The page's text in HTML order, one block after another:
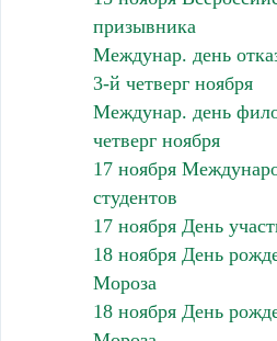
призывника
Междунар. день
3-й четверг ноября
Междунар. день
четверг ноября
17 ноября
студентов
17 ноября День
18 ноября День
Мороза
18 ноября День